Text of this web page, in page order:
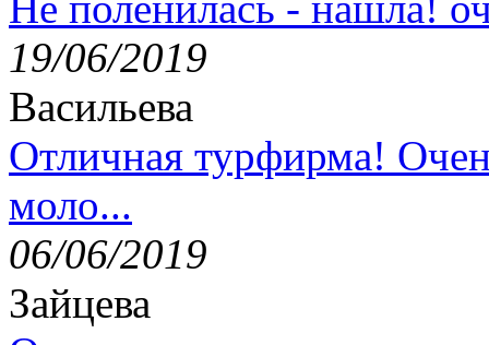
19/06/2019
Васильева
Отличная турфирма!
моло...
06/06/2019
Зайцева